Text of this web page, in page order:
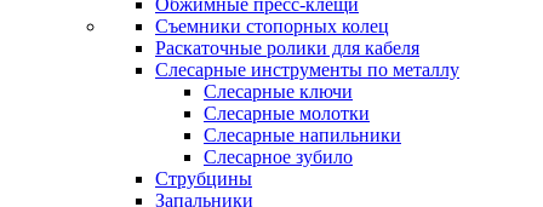
Обжимные пресс-клещи
Съемники стопорных колец
Раскаточные ролики для кабеля
Слесарные инструменты по металлу
Слесарные ключи
Слесарные молотки
Слесарные напильники
Слесарное зубило
Струбцины
Запальники